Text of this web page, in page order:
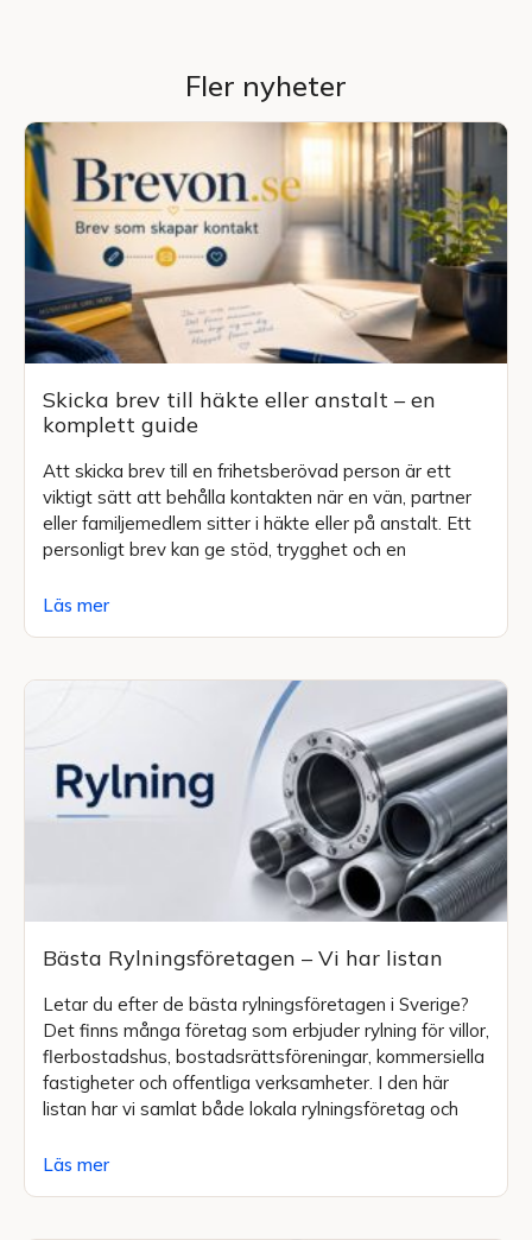
Fler nyheter
Skicka brev till häkte eller anstalt – en
komplett guide
Att skicka brev till en frihetsberövad person är ett
viktigt sätt att behålla kontakten när en vän, partner
eller familjemedlem sitter i häkte eller på anstalt. Ett
personligt brev kan ge stöd, trygghet och en
Läs mer
Bästa Rylningsföretagen – Vi har listan
Letar du efter de bästa rylningsföretagen i Sverige?
Det finns många företag som erbjuder rylning för villor,
flerbostadshus, bostadsrättsföreningar, kommersiella
fastigheter och offentliga verksamheter. I den här
listan har vi samlat både lokala rylningsföretag och
Läs mer